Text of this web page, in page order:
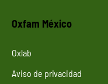
Oxfam México
Oxlab
Aviso de privacidad